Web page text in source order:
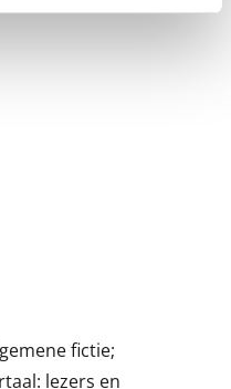
fictie;
lezers en